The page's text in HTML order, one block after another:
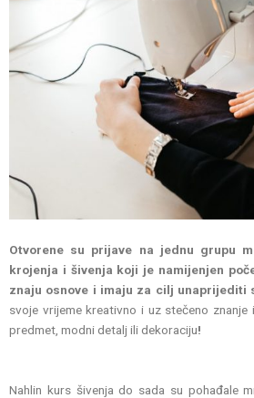
Otvorene su prijave na jednu grupu
krojenja i šivenja koji je namijenjen
znaju osnove i imaju za cilj unaprijediti
svoje vrijeme kreativno i uz stečeno
predmet, modni detalj ili dekoraciju!
Nahlin kurs šivenja do sada su pohađale